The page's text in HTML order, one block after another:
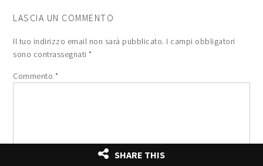
LASCIA UN COMMENTO
Il tuo indirizzo email non sarà pubblicato. I campi obbligatori
sono contrassegnati*
Commento *
SHARE THIS